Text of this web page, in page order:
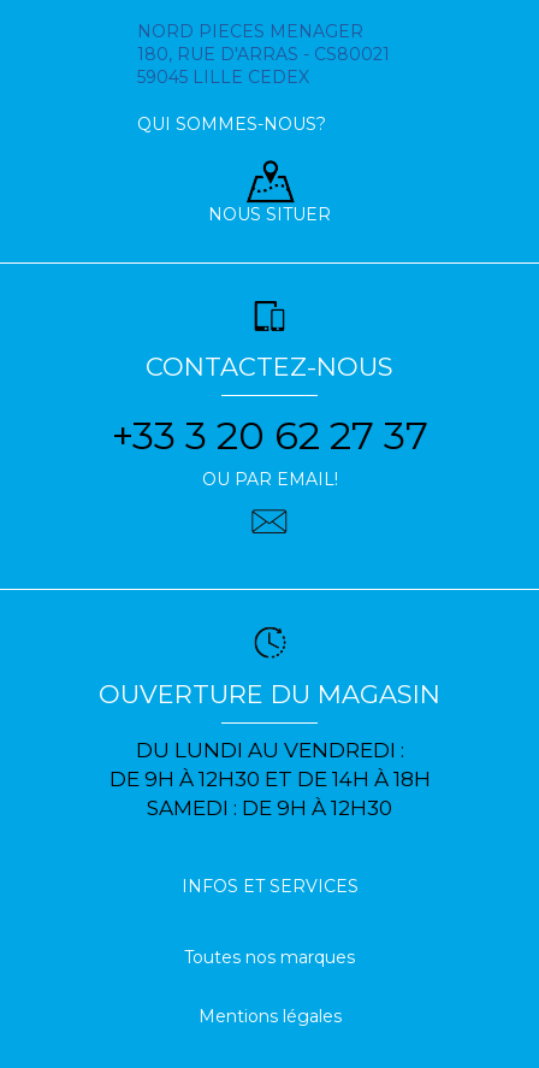
NORD PIECES MENAGER
180, RUE D'ARRAS - CS80021
59045 LILLE CEDEX
QUI SOMMES-NOUS?
NOUS SITUER
CONTACTEZ-NOUS
+33 3 20 62 27 37
OU PAR EMAIL!
OUVERTURE DU MAGASIN
DU LUNDI AU VENDREDI :
DE 9H À 12H30 ET DE 14H À 18H
SAMEDI : DE 9H À 12H30
INFOS ET SERVICES
Toutes nos marques
Mentions légales